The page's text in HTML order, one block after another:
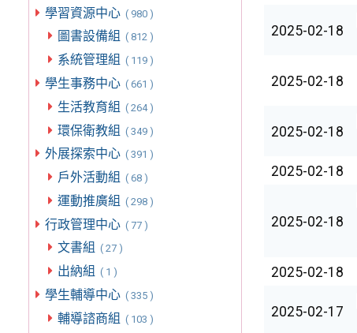
學習資源中心 ( 980 )
圖書設備組 ( 812 )
系統管理組 ( 119 )
學生事務中心 ( 661 )
生活教育組 ( 264 )
環保衛教組 ( 349 )
外展探索中心 ( 391 )
戶外活動組 ( 68 )
運動推廣組 ( 298 )
行政管理中心 ( 77 )
文書組 ( 27 )
出納組 ( 1 )
學生輔導中心 ( 335 )
輔導諮商組 ( 103 )
2025-02-18
2025-02-18
2025-02-18
2025-02-18
2025-02-18
2025-02-18
2025-02-17